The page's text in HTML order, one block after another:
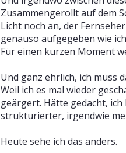
Zusammengerollt auf dem
Licht noch an, der
genauso aufgegeben wie
Für einen kurzen Moment
Und ganz ehrlich, ich muss
Weil ich es mal wieder
geärgert. Hätte gedacht,
strukturierter, irgendwie
Heute sehe ich das anders.